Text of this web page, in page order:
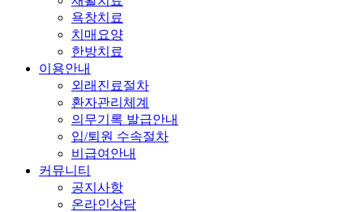
욕창치료
치매요양
한방치료
이용안내
외래진료절차
환자관리체계
의무기록 발급안내
입/퇴원 수속절차
비급여안내
커뮤니티
공지사항
온라인상담